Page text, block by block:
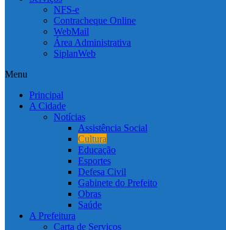
NFS-e
Contracheque Online
WebMail
Área Administrativa
SiplanWeb
Menu
Principal
A Cidade
Notícias
Assistência Social
Cultura
Educação
Esportes
Defesa Civil
Gabinete do Prefeito
Obras
Saúde
A Prefeitura
Carta de Serviços